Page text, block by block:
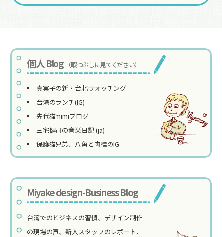
個人 Blog （暇つぶしに見てください）
真実子の新・台北ウォッチング
台湾のランチ(IG)
先代猫mimiブログ
三宅健司の音楽日記 (ja)
保護猫兄弟、八角と肉桂のIG
Miyake design-Business Blog
台湾でのビジネスの習慣、デザイン制作
の現場の声、新人スタッフのレポート、